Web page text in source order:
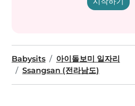
Babysits
아이돌보미 일자리
Ssangsan (전라남도)